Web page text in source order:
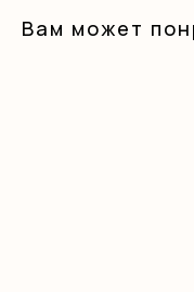
Вам может